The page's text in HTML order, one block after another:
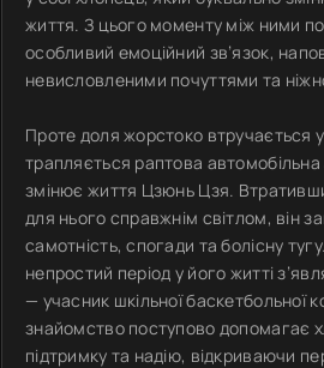
життя. З цього моменту між ними
особливий емоційний зв’язок,
невисловленими почуттями та
Проте доля жорстоко втручається у
трапляється раптова
змінює життя Цзюнь Цзя.
для нього справжнім світлом, він
самотність, спогади та болісну
непростий період у його житті
— учасник шкільної баскетбольної
знайомство поступово допомагає
підтримку та надію, відкриваючи